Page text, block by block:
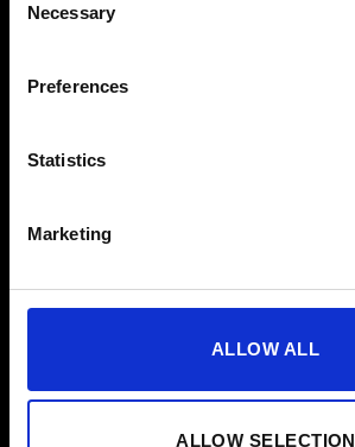
Selection
Necessary
Preferences
Statistics
Marketing
ALLOW ALL
ALLOW SELECTION
SCHEDULES
COMPANY
DIGITAL PRINTING